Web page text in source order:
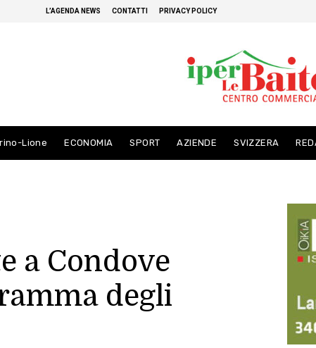
L’AGENDA NEWS CONTATTI PRIVACY POLICY
Lione ECONOMIA SPORT AZIENDE SVIZZERA
a Condove
degli